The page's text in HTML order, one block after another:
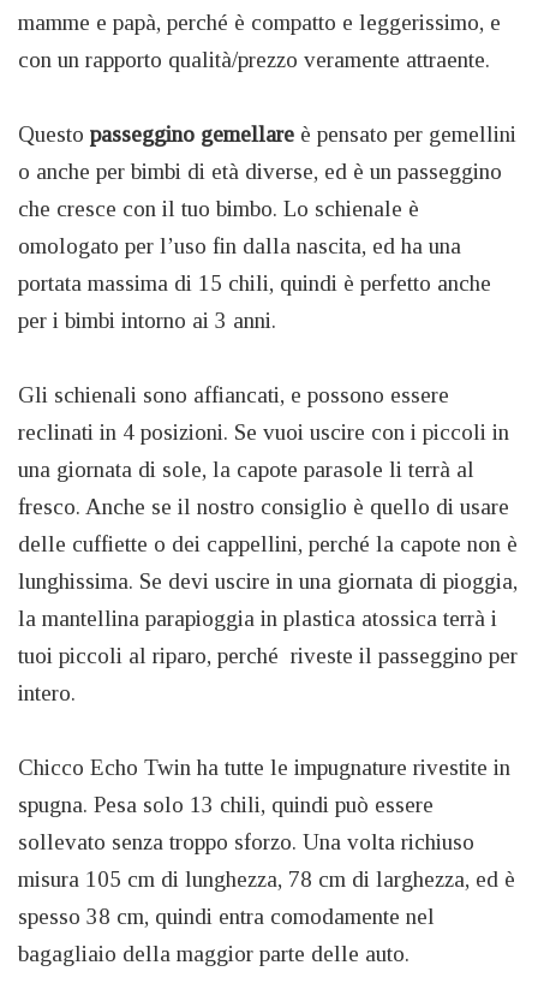
mamme e papà, perché è compatto e leggerissimo, e
con un rapporto qualità/prezzo veramente attraente.
Questo passeggino gemellare è pensato per gemellini
o anche per bimbi di età diverse, ed è un passeggino
che cresce con il tuo bimbo. Lo schienale è
omologato per l’uso fin dalla nascita, ed ha una
portata massima di 15 chili, quindi è perfetto anche
per i bimbi intorno ai 3 anni.
Gli schienali sono affiancati, e possono essere
reclinati in 4 posizioni. Se vuoi uscire con i piccoli in
una giornata di sole, la capote parasole li terrà al
fresco. Anche se il nostro consiglio è quello di usare
delle cuffiette o dei cappellini, perché la capote non è
lunghissima. Se devi uscire in una giornata di pioggia,
la mantellina parapioggia in plastica atossica terrà i
tuoi piccoli al riparo, perché riveste il passeggino per
intero.
Chicco Echo Twin ha tutte le impugnature rivestite in
spugna. Pesa solo 13 chili, quindi può essere
sollevato senza troppo sforzo. Una volta richiuso
misura 105 cm di lunghezza, 78 cm di larghezza, ed è
spesso 38 cm, quindi entra comodamente nel
bagagliaio della maggior parte delle auto.